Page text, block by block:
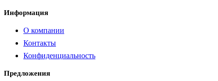
Информация
О компании
Контакты
Конфиденциальность
Предложения